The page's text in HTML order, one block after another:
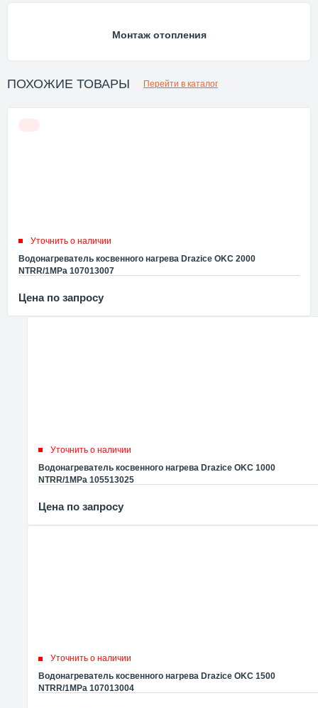
Монтаж отопления
ПОХОЖИЕ ТОВАРЫ Перейти в каталог
Уточнить о наличии
Водонагреватель косвенного нагрева Drazice OKC 2000
NTRR/1MPa 107013007
Цена по запросу
Уточнить о наличии
Водонагреватель косвенного нагрева Drazice OKC 1000
NTRR/1MPa 105513025
Цена по запросу
Уточнить о наличии
Водонагреватель косвенного нагрева Drazice OKC 1500
NTRR/1MPa 107013004